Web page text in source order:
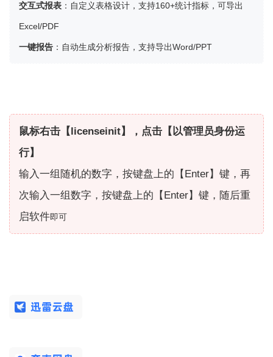
交互式报表 ：自定义表格设计，支持160+统计指标，可导出
Excel/PDF
一键报告 ：自动生成分析报告，支持导出Word/PPT
鼠标右击【licenseinit】，点击【以管理员身份运
行】
输入一组随机的数字，按键盘上的【Enter】键，再
次输入一组数字，按键盘上的【Enter】键，随后重
启软件即可